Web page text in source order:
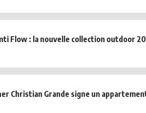
Flow : la nouvelle collection outdoor
Christian Grande signe un